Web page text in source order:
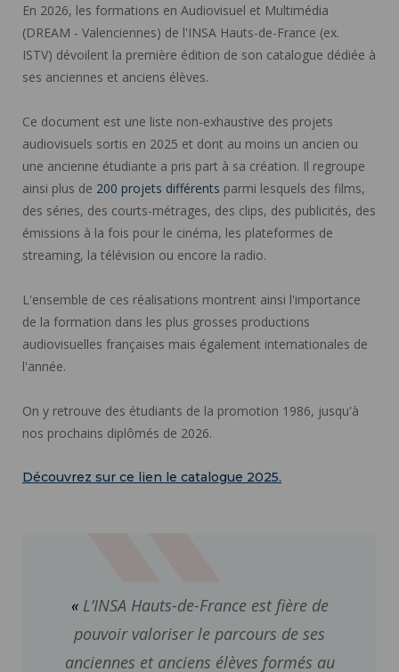
En 2026, les formations en Audiovisuel et Multimédia
(DREAM - Valenciennes) de l'INSA Hauts-de-France (ex.
ISTV) dévoilent la première édition de son catalogue dédiée à
ses anciennes et anciens élèves.
Ce document est une liste non-exhaustive des projets
audiovisuels sortis en 2025 et dont au moins un ancien ou
une ancienne étudiante a pris part à sa création. Il regroupe
ainsi plus de 200 projets différents parmi lesquels des films,
des séries, des courts-métrages, des clips, des publicités, des
émissions à la fois pour le cinéma, les plateformes de
streaming, la télévision ou encore la radio.
L'ensemble de ces réalisations montrent ainsi l'importance
de la formation dans les plus grosses productions
audiovisuelles françaises mais également internationales de
l'année.
On y retrouve des étudiants de la promotion 1986, jusqu'à
nos prochains diplômés de 2026.
Découvrez sur ce lien le catalogue 2025.
L’INSA Hauts-de-France est fière de
pouvoir valoriser le parcours de ses
anciennes et anciens élèves formés au